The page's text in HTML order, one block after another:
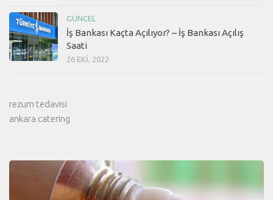
GÜNCEL
İş Bankası Kaçta Açılıyor? – İş Bankası Açılış
Saati
26 EKI, 2022
rezum tedavisi
ankara catering